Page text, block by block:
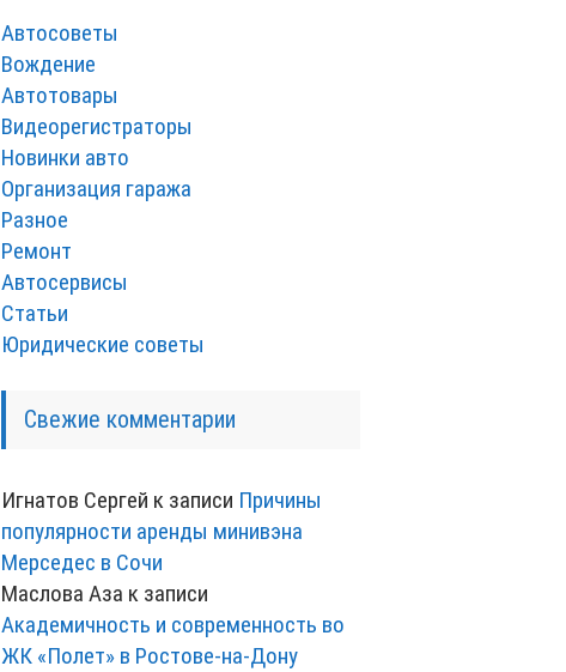
Автосоветы
Вождение
Автотовары
Видеорегистраторы
Новинки авто
Организация гаража
Разное
Ремонт
Автосервисы
Статьи
Юридические советы
Свежие комментарии
Игнатов Сергей к записи Причины
популярности аренды минивэна
Мерседес в Сочи
Маслова Аза к записи
Академичность и современность во
ЖК «Полет» в Ростове-на-Дону